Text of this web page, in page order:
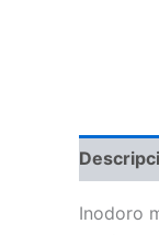
Inodoro